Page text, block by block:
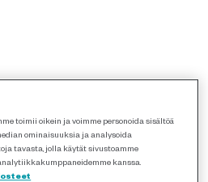
toimii oikein ja voimme personoida sisältöä
ominaisuuksia ja analysoida
tavasta, jolla käytät sivustoamme
kanssa.